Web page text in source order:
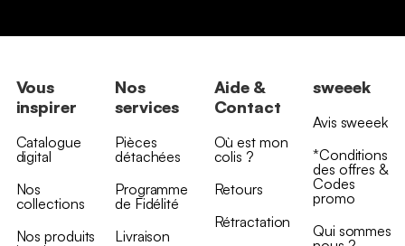
Vous
inspirer
Catalogue
digital
Nos
collections
Nos produits
Nos
services
Pièces
détachées
Programme
de Fidélité
Livraison
Aide &
Contact
Où est mon
colis ?
Retours
Rétractation
sweeek
Avis sweeek
*Conditions
des offres &
Codes
promo
Qui sommes